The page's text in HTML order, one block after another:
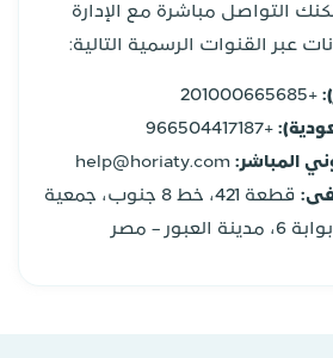
التواصل مباشرة مع الإدارة
عبر القنوات الرسمية التالية:
+201000665685
+966504417187
المباشر:help@horiaty.com
قطعة 421، خط 8 جنوب، جمعية
– مصر